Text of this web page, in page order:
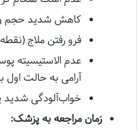
کاهش شدید حجم و
فرو رفتن ملاج
عدم الاستیسیته
آرامی به حالت اول
خواب‌آلودگی شدید
زمان مراجعه به پزشک: